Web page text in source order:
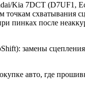
Kia 7DCT (D7UF1,
точкам схватывания
пинках после
замены
авто, где